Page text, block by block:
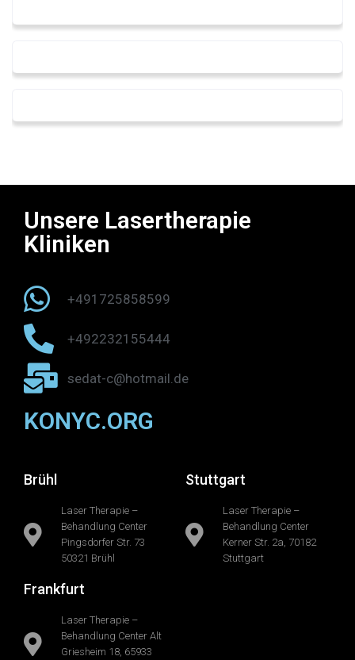
Unsere Lasertherapie
Kliniken
+491725858599
+492232155444
sedat-c@hotmail.de
KONYC.ORG
Brühl
Laser Therapie –
Behandlung Center
Pingsdorfer Str. 73
50321 Brühl
Stuttgart
Laser Therapie –
Behandlung Center
Kerner Str. 2a, 70182
Stuttgart
Frankfurt
Laser Therapie –
Behandlung Center Alt
Griesheim 18, 65933